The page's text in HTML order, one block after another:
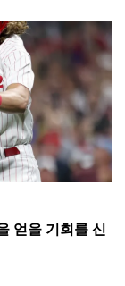
얻을 기회를 신